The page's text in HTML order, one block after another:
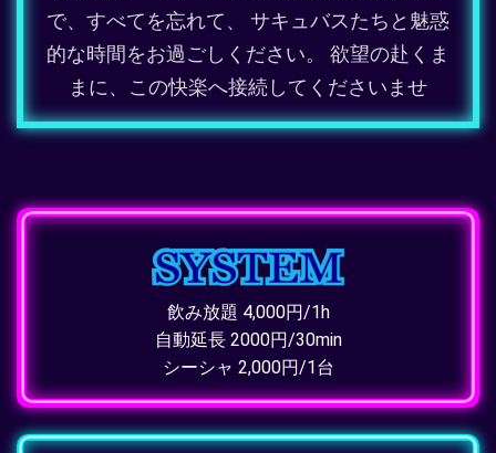
で、すべてを忘れて、 サキュバスたちと魅惑
的な時間をお過ごしください。 欲望の赴くま
まに、この快楽へ接続してくださいませ
飲み放題 4,000円/1h
自動延長 2000円/30min
シーシャ 2,000円/1台